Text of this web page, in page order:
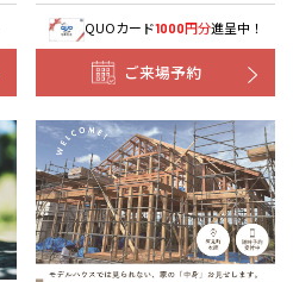
QUOカード1000円分進呈中！
ご来場予約